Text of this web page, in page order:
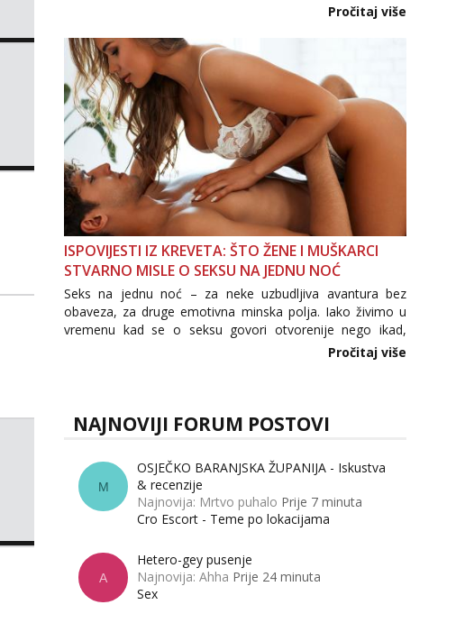
Važno je izbjeći prebrzo otkrivanje osobnih ili intimnih
informacija, jer nepoznata osoba još nije zaslužila to
povjerenje. Takođe...
Pročitaj više
ISPOVIJESTI IZ KREVETA: ŠTO ŽENE I MUŠKARCI
STVARNO MISLE O SEKSU NA JEDNU NOĆ
Seks na jednu noć – za neke uzbudljiva avantura bez
obaveza, za druge emotivna minska polja. Iako živimo u
vremenu kad se o seksu govori otvorenije nego ikad,
tema „jedne noći strasti“ i dalje izaziva burne rasprave. Što
Pročitaj više
NAJNOVIJI FORUM POSTOVI
M
OSJEČKO BARANJSKA ŽUPANIJA - Iskustva
& recenzije
Najnovija: Mrtvo puhalo Prije 7 minuta
Cro Escort - Teme po lokacijama
A
Hetero-gey pusenje
Najnovija: Ahha Prije 24 minuta
Sex